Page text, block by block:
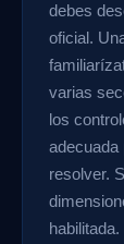
debes
oficial.
varias
los
adecuada
resolver.
habilitada.